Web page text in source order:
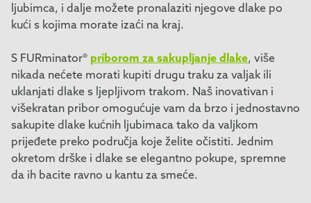
ljubimca, i dalje možete pronalaziti njegove dlake po
kući s kojima morate izaći na kraj.
S FURminator® priborom za sakupljanje dlake, više
nikada nećete morati kupiti drugu traku za valjak ili
uklanjati dlake s ljepljivom trakom. Naš inovativan i
višekratan pribor omogućuje vam da brzo i jednostavno
sakupite dlake kućnih ljubimaca tako da valjkom
prijeđete preko područja koje želite očistiti. Jednim
okretom drške i dlake se elegantno pokupe, spremne
da ih bacite ravno u kantu za smeće.